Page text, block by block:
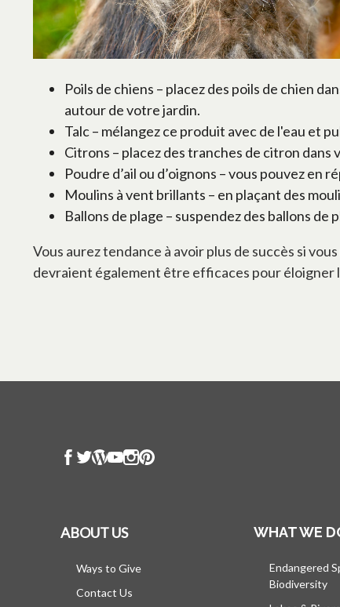
Poils de chiens – placez des poils de chien
autour de votre jardin.
Talc – mélangez ce produit avec de l'eau et
Citrons – placez des tranches de citron
Poudre d’ail ou d’oignons – vous pouvez en
Moulins à vent brillants – en plaçant des
Ballons de plage – suspendez des ballons
Vous aurez tendance à avoir plus de succès si
devraient également être efficaces pour éloigner
ABOUT US
Ways to Give
Contact Us
WHAT WE
Endangered
Biodiversity